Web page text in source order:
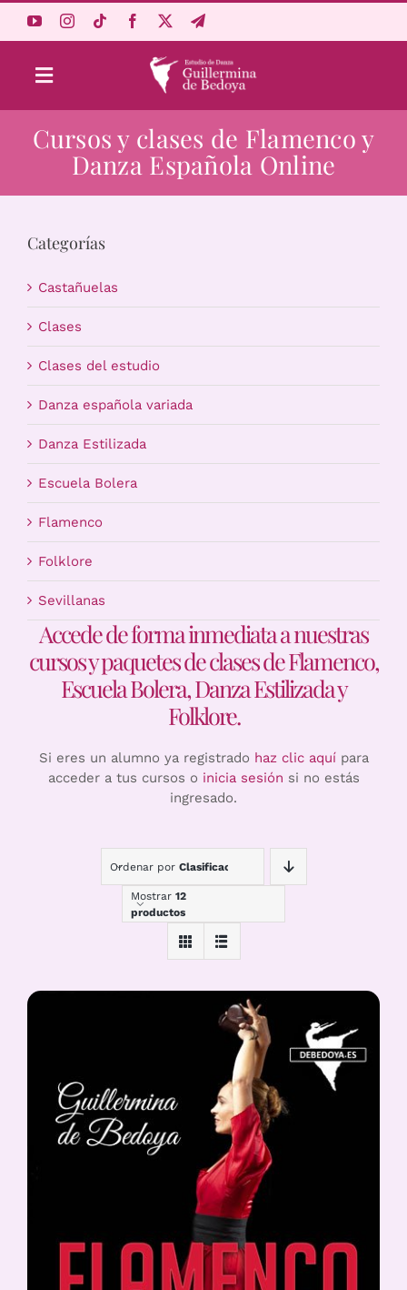
Toggle
Navigation
Aprende Online
Estudio
Carrito
Cursos y clases de Flamenco y
Danza Española Online
Categorías
Castañuelas
Clases
Clases del estudio
Danza española variada
Danza Estilizada
Escuela Bolera
Flamenco
Folklore
Sevillanas
Accede de forma inmediata a nuestras
cursos y paquetes de clases de Flamenco,
Escuela Bolera, Danza Estilizada y
Folklore.
Si eres un alumno ya registrado haz clic aquípara
acceder a tus cursos o inicia sesión si no estás
ingresado.
Ordenar por Clasificación
Mostrar 12
productos